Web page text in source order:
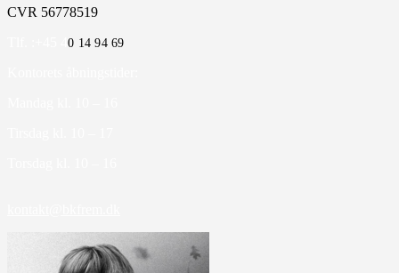
CVR 56778519
0 14 94 69